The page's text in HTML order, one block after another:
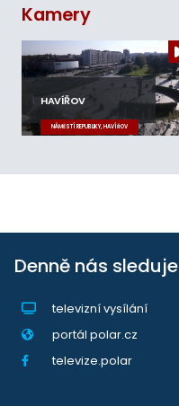
Kamery
HAVÍŘOV
NÁMĚSTÍ REPUBLIKY, HAVÍŘOV
Denně nás sleduje
televizní vysílání
portál polar.cz
televize.polar